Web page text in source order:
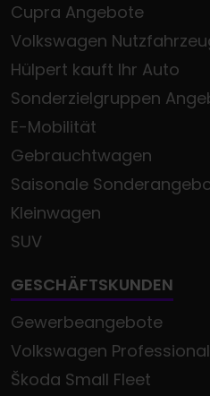
Cupra Angebote
Volkswagen
Hülpert kauft Ihr Auto
Sonderzielgruppen
E-Mobilität
Gebrauchtwagen
Saisonale
Kleinwagen
SUV
GESCHÄFTSKUNDEN
Gewerbeangebote
Volkswagen
Škoda Small Fleet